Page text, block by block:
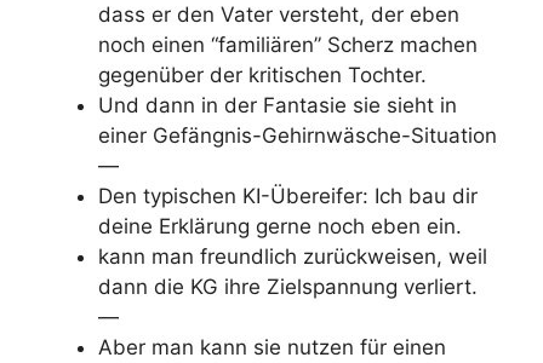
dass er den Vater versteht, der eben
noch einen “familiären” Scherz machen
gegenüber der kritischen Tochter.
Und dann in der Fantasie sie sieht in
einer Gefängnis-Gehirnwäsche-Situation
—
Den typischen KI-Übereifer: Ich bau dir
deine Erklärung gerne noch eben ein.
kann man freundlich zurückweisen, weil
dann die KG ihre Zielspannung verliert.
—
Aber man kann sie nutzen für einen